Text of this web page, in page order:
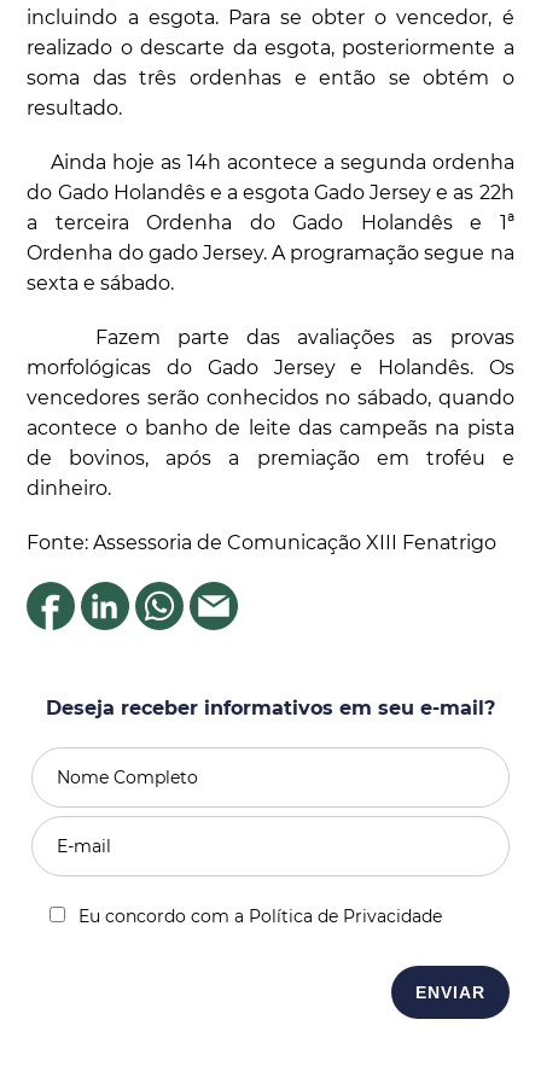
incluindo a esgota. Para se obter o vencedor, é
realizado o descarte da esgota, posteriormente a
soma das três ordenhas e então se obtém o
resultado.
Ainda hoje as 14h acontece a segunda ordenha
do Gado Holandês e a esgota Gado Jersey e as 22h
a terceira Ordenha do Gado Holandês e 1ª
Ordenha do gado Jersey. A programação segue na
sexta e sábado.
Fazem parte das avaliações as provas
morfológicas do Gado Jersey e Holandês. Os
vencedores serão conhecidos no sábado, quando
acontece o banho de leite das campeãs na pista
de bovinos, após a premiação em troféu e
dinheiro.
Fonte: Assessoria de Comunicação XIII Fenatrigo
Deseja receber informativos em seu e-mail?
Eu concordo com a Política de Privacidade